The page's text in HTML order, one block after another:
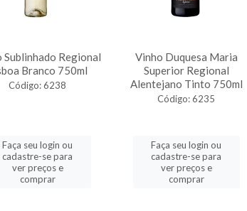
Sublinhado Regional
Branco 750ml
Código: 6238
Faça seu login ou
cadastre-se para
ver preços e
comprar
Vinho Duquesa Maria
Superior Regional
Alentejano Tinto 750ml
Código: 6235
Faça seu login ou
cadastre-se para
ver preços e
comprar